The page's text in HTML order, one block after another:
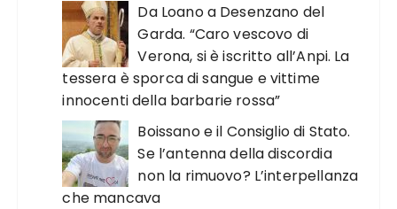
Da Loano a Desenzano del
Garda. “Caro vescovo di
Verona, si è iscritto all’Anpi. La
tessera è sporca di sangue e vittime
innocenti della barbarie rossa”
Boissano e il Consiglio di Stato.
Se l’antenna della discordia
non la rimuovo? L’interpellanza
che mancava